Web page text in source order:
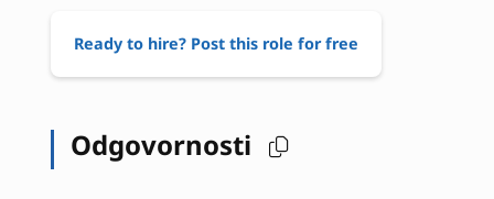
Ready to hire? Post this role for free
Odgovornosti